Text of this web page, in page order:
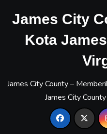
James City
Kota
James City County –
James City